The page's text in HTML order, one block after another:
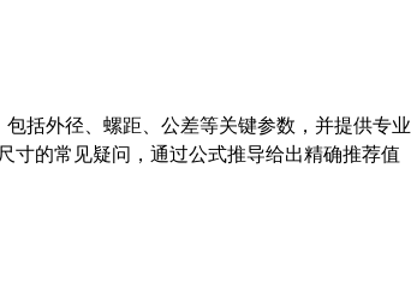
括外径、螺距、公差等关键参数，并提供专业
寸的常见疑问，通过公式推导给出精确推荐值